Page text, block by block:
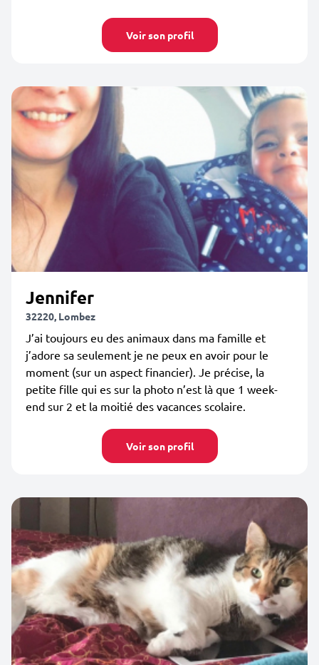
Voir son profil
Jennifer
32220, Lombez
J’ai toujours eu des animaux dans ma famille et
j’adore sa seulement je ne peux en avoir pour le
moment (sur un aspect financier). Je précise, la
petite fille qui es sur la photo n’est là que 1 week-
end sur 2 et la moitié des vacances scolaire.
Voir son profil